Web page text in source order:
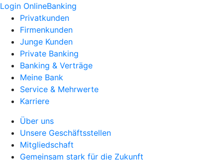
Login OnlineBanking
Privatkunden
Firmenkunden
Junge Kunden
Private Banking
Banking & Verträge
Meine Bank
Service & Mehrwerte
Karriere
Über uns
Unsere Geschäftsstellen
Mitgliedschaft
Gemeinsam stark für die Zukunft